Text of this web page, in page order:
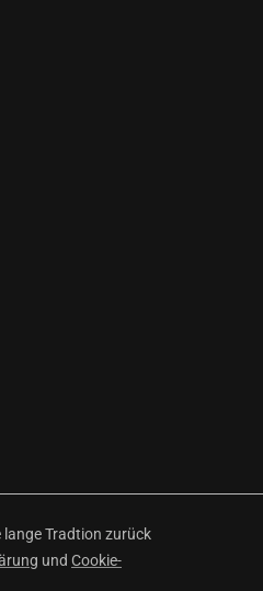
Tradtion zurück
und Cookie-